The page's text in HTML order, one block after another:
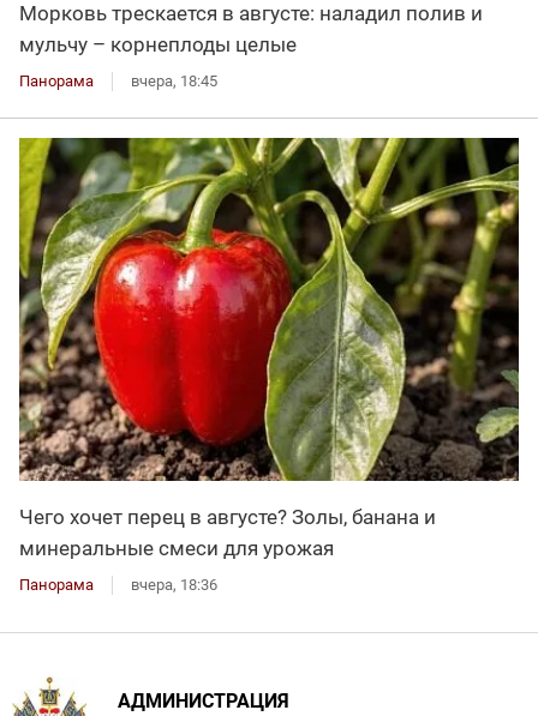
Морковь трескается в августе: наладил полив и
мульчу – корнеплоды целые
Панорама вчера, 18:45
Чего хочет перец в августе? Золы, банана и
минеральные смеси для урожая
Панорама вчера, 18:36
АДМИНИСТРАЦИЯ